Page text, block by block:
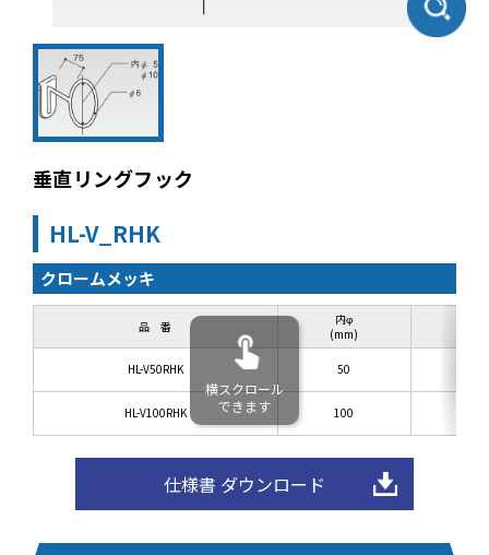
垂直リングフック
HL-V_RHK
クロームメッキ
品 番
内φ
(mm)
HL-V50RHK 50
HL-V100RHK 100
横スクロール
できます
仕様書 ダウンロード